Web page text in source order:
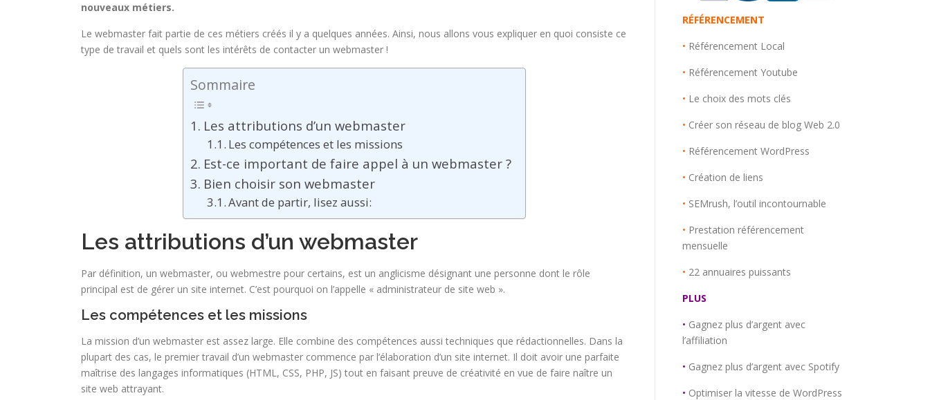
nouveaux métiers.
Le webmaster fait partie de ces métiers créés il y a quelques années. Ainsi, nous allons vous expliquer en quoi consiste ce
type de travail et quels sont les intérêts de contacter un webmaster !
Sommaire
Les attributions d’un webmaster
Les compétences et les missions
Est-ce important de faire appel à un webmaster ?
Bien choisir son webmaster
Avant de partir, lisez aussi:
Les attributions d’un webmaster
Par définition, un webmaster, ou webmestre pour certains, est un anglicisme désignant une personne dont le rôle
principal est de gérer un site internet. C’est pourquoi on l’appelle « administrateur de site web ».
Les compétences et les missions
La mission d’un webmaster est assez large. Elle combine des compétences aussi techniques que rédactionnelles. Dans la
plupart des cas, le premier travail d’un webmaster commence par l’élaboration d’un site internet. Il doit avoir une parfaite
maîtrise des langages informatiques (HTML, CSS, PHP, JS) tout en faisant preuve de créativité en vue de faire naître un
site web attrayant.
RÉFÉRENCEMENT
• Référencement Local
• Référencement Youtube
• Le choix des mots clés
• Créer son réseau de blog Web 2.0
• Référencement WordPress
• Création de liens
• SEMrush, l’outil incontournable
• Prestation référencement
mensuelle
• 22 annuaires puissants
PLUS
• Gagnez plus d’argent avec
l’affiliation
• Gagnez plus d’argent avec Spotify
• Optimiser la vitesse de WordPress